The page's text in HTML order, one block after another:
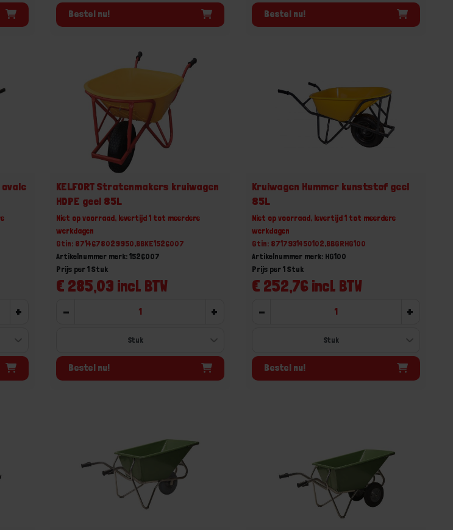
Bestel nu! Bestel nu!
ovale
+
KELFORT Stratenmakers kruiwagen
HDPE geel 85L
Niet op voorraad, levertijd 1 tot meerdere
werkdagen
Gtin: 8714678029950,BBKE1526007
Artikelnummer merk: 1526007
€ 285,03 incl. BTW
Prijs per 1 Stuk
- +
Bestel nu!
Kruiwagen Hummer kunststof geel
85L
Niet op voorraad, levertijd 1 tot meerdere
werkdagen
Gtin: 8717931450102,BBGRHG100
Artikelnummer merk: HG100
€ 252,76 incl. BTW
Prijs per 1 Stuk
- +
Bestel nu!